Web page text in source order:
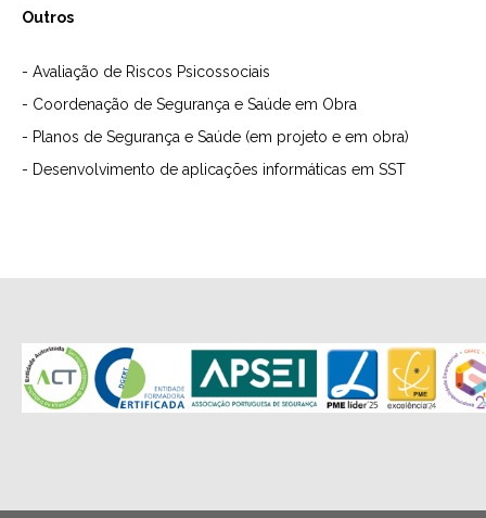
Outros
- Avaliação de Riscos Psicossociais
- Coordenação de Segurança e Saúde em Obra
- Planos de Segurança e Saúde (em projeto e em obra)
- Desenvolvimento de aplicações informáticas em SST